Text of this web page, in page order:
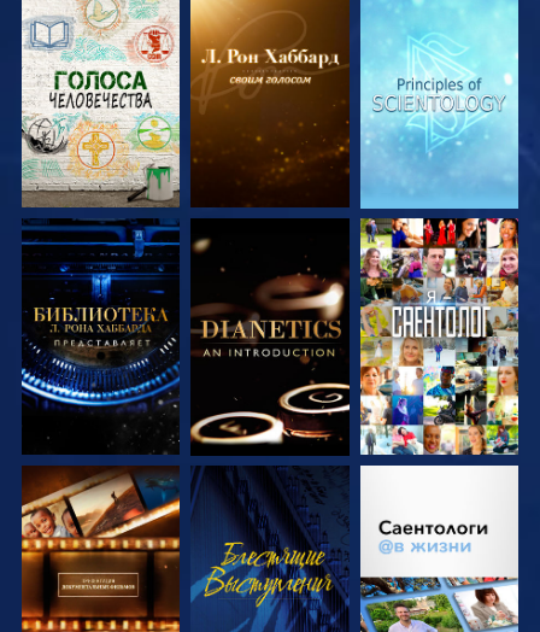
СМОТРЕТЬ
ПЕРЕДАЧИ
СМОТРЕТЬ
ПЕРЕДАЧИ
СМОТРЕТЬ
ПЕРЕДАЧИ
СМОТРЕТЬ
ПЕРЕДАЧИ
СМОТРЕТЬ
ПЕРЕДАЧИ
СМОТРЕТЬ
СМОТРЕТЬ
ПЕРЕДАЧИ
СМОТРЕТЬ
СМОТРЕТЬ